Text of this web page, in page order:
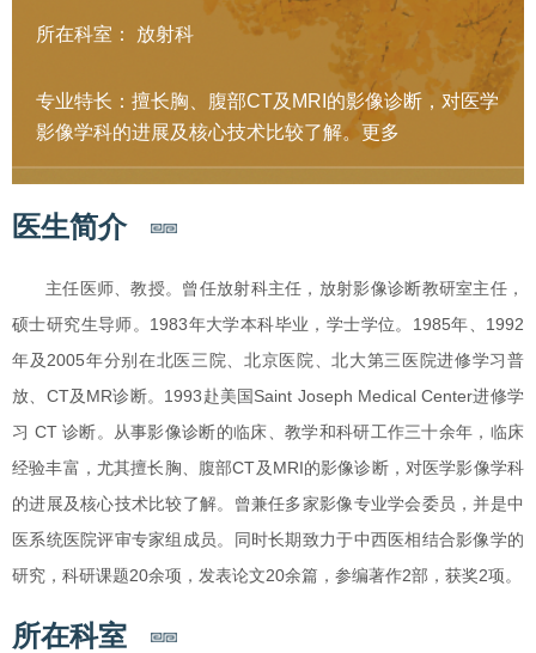
所在科室： 放射科
专业特长：擅长胸、腹部CT及MRI的影像诊断，对医学
影像学科的进展及核心技术比较了解。更多
医生简介
主任医师、教授。曾任放射科主任，放射影像诊断教研室主任，
硕士研究生导师。1983年大学本科毕业，学士学位。1985年、1992
年及2005年分别在北医三院、北京医院、北大第三医院进修学习普
放、CT及MR诊断。1993赴美国Saint Joseph Medical Center进修学
习 CT 诊断。从事影像诊断的临床、教学和科研工作三十余年，临床
经验丰富，尤其擅长胸、腹部CT及MRI的影像诊断，对医学影像学科
的进展及核心技术比较了解。曾兼任多家影像专业学会委员，并是中
医系统医院评审专家组成员。同时长期致力于中西医相结合影像学的
研究，科研课题20余项，发表论文20余篇，参编著作2部，获奖2项。
所在科室